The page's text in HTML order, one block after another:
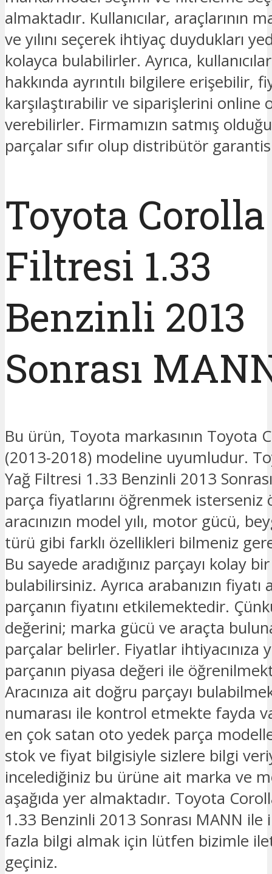
almaktadır. Kullanıcılar, araçlarının
ve yılını seçerek ihtiyaç duydukları
kolayca bulabilirler. Ayrıca,
hakkında ayrıntılı bilgilere erişebilir,
karşılaştırabilir ve siparişlerini online
verebilirler. Firmamızın satmış
parçalar sıfır olup distribütör
Toyota
Filtresi 1.33
Benzinli 2013
Sonrası
Bu ürün, Toyota markasının Toyota
(2013-2018) modeline uyumludur.
Yağ Filtresi 1.33 Benzinli 2013
parça fiyatlarını öğrenmek isterseniz
aracınızın model yılı, motor gücü,
türü gibi farklı özellikleri bilmeniz
Bu sayede aradığınız parçayı kolay
bulabilirsiniz. Ayrıca arabanızın fiyatı
parçanın fiyatını etkilemektedir.
değerini; marka gücü ve araçta
parçalar belirler. Fiyatlar ihtiyacınıza
parçanın piyasa değeri ile
Aracınıza ait doğru parçayı
numarası ile kontrol etmekte fayda
en çok satan oto yedek parça
stok ve fiyat bilgisiyle sizlere bilgi
incelediğiniz bu ürüne ait marka ve
aşağıda yer almaktadır. Toyota
1.33 Benzinli 2013 Sonrası MANN ile
fazla bilgi almak için lütfen bizimle
geçiniz.